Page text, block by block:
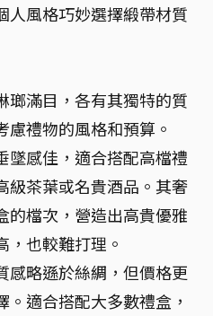
人風格巧妙選擇緞帶材質
瑯滿目，各有其獨特的質
禮物的風格和預算。
墜感佳，適合搭配高檔禮
級茶葉或名貴酒品。其奢
的檔次，營造出高貴優雅
，也較難打理。
感略遜於絲綢，但價格更
適合搭配大多數禮盒，